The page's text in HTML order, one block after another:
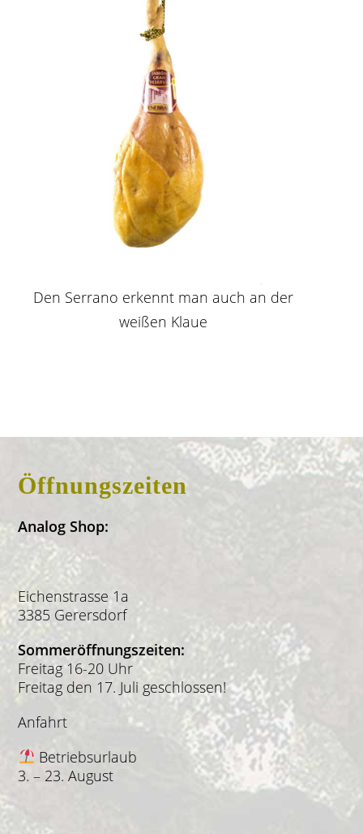
Den Serrano erkennt man auch an der
weißen Klaue
Öffnungszeiten
Analog Shop:
Eichenstrasse 1a
3385 Gerersdorf
Sommeröffnungszeiten:
Freitag 16-20 Uhr
Freitag den 17. Juli geschlossen!
Anfahrt
Betriebsurlaub
3. – 23. August